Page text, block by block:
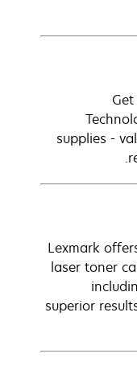
supplies -
Lexmark
laser toner
superior